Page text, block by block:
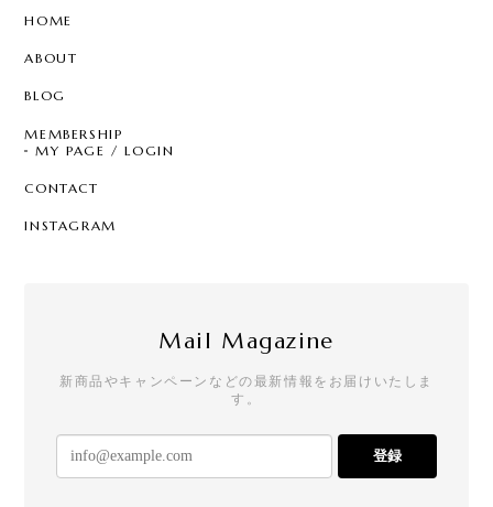
HOME
ABOUT
BLOG
MEMBERSHIP
MY PAGE / LOGIN
CONTACT
INSTAGRAM
Mail Magazine
新商品やキャンペーンなどの最新情報をお届けいたしま
す。
登録